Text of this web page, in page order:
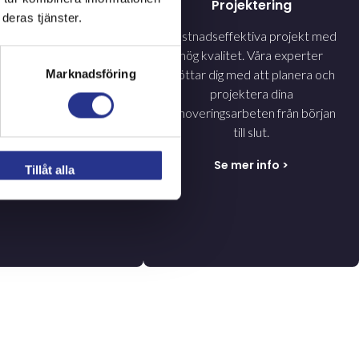
tjänster.
Marknadsföring
Tillåt alla
smidesdelar till broar
samt installation av
dessa på plats.
Projektering
Kostnadseffektiva projekt med
hög kvalitet. Våra experter
stöttar dig med att planera och
projektera dina
renoveringsarbeten från början
till slut.
Se mer info >